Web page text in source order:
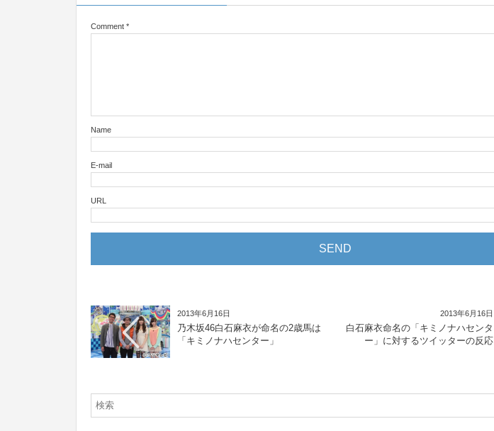
Comment *
Name
E-mail
URL
2013年6月16日
乃木坂46白石麻衣が命名の2歳馬は
「キミノナハセンター」
2013年6月16日
白石麻衣命名の「キミノナハセンタ
ー」に対するツイッターの反応